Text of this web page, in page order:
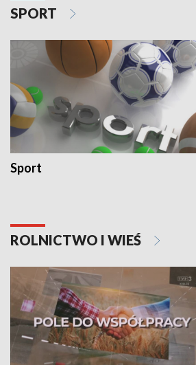
SPORT
Sport
ROLNICTWO I WIEŚ